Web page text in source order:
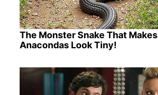
The Monster Snake That Makes
Anacondas Look Tiny!